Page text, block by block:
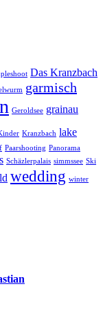
Das Kranzbach
garmisch
Geroldsee grainau
Kranzbach lake
Paarshooting Panorama
Schäzlerpalais simmssee Ski
wedding winter